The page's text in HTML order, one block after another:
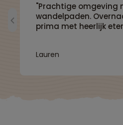
"Prachtige omgeving
wandelpaden.
prima met heerlijk
Lauren